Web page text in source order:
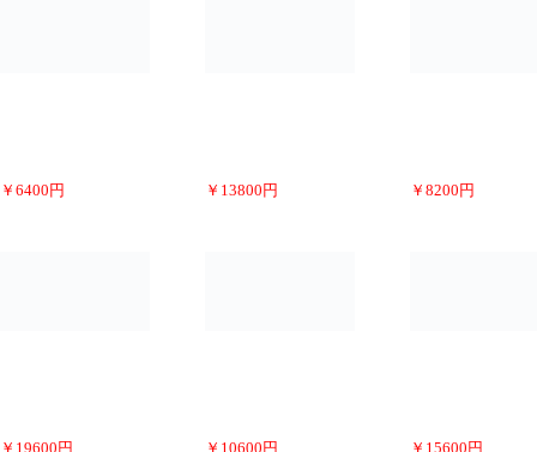
￥ 6400 円 ￥ 13800 円 ￥ 8200 円
￥ 19600 円 ￥ 10600 円 ￥ 15600 円